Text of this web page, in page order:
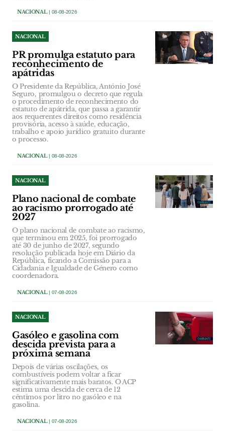
NACIONAL| 08-08-2026
NACIONAL
PR promulga estatuto para
reconhecimento de
apátridas
O Presidente da República, António José
Seguro, promulgou o decreto que regula
o procedimento de reconhecimento do
estatuto de apátrida, que passa a garantir
aos requerentes direitos como residência
provisória, acesso à saúde, educação,
trabalho e apoio jurídico gratuito durante
o processo.
NACIONAL| 08-08-2026
NACIONAL
Plano nacional de combate
ao racismo prorrogado até
2027
O plano nacional de combate ao racismo,
que terminou em 2025, foi prorrogado
até 30 de junho de 2027, segundo
resolução publicada hoje em Diário da
República, ficando a Comissão para a
Cidadania e Igualdade de Género como
coordenadora.
NACIONAL| 07-08-2026
NACIONAL
Gasóleo e gasolina com
descida prevista para a
próxima semana
Depois de várias oscilações, os
combustíveis podem voltar a ficar
significativamente mais baratos. O ACP
estima uma descida de cerca de 12
cêntimos por litro no gasóleo e na
gasolina.
NACIONAL| 07-08-2026